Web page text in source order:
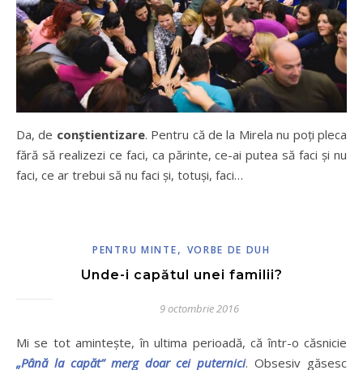
Da, de conștientizare. Pentru că de la Mirela nu poți pleca
fără să realizezi ce faci, ca părinte, ce-ai putea să faci și nu
faci, ce ar trebui să nu faci și, totuși, faci…
PENTRU MINTE, VORBE DE DUH
Unde-i capătul unei familii?
9 octombrie 2016
Mi se tot amintește, în ultima perioadă, că într-o căsnicie
„Până la capăt” merg doar cei puternici. Obsesiv găsesc